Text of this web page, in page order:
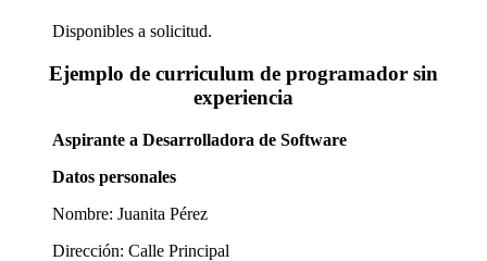
Disponibles a solicitud.
Ejemplo de curriculum de programador sin
experiencia
Aspirante a Desarrolladora de Software
Datos personales
Nombre: Juanita Pérez
Dirección: Calle Principal